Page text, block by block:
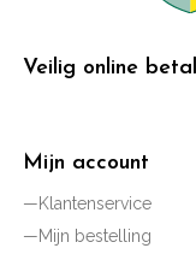
Veilig online
Mijn account
Klantenservice
Mijn bestelling